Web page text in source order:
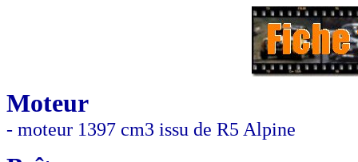
Moteur
- moteur 1397 cm3 issu de R5 Alpine